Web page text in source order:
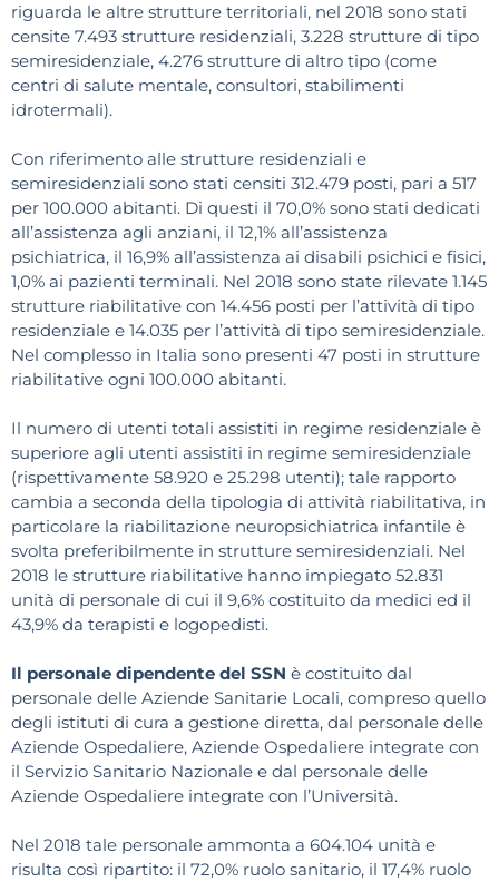
riguarda le altre strutture territoriali, nel 2018 sono stati
censite 7.493 strutture residenziali, 3.228 strutture di tipo
semiresidenziale, 4.276 strutture di altro tipo (come
centri di salute mentale, consultori, stabilimenti
idrotermali).
Con riferimento alle strutture residenziali e
semiresidenziali sono stati censiti 312.479 posti, pari a 517
per 100.000 abitanti. Di questi il 70,0% sono stati dedicati
all’assistenza agli anziani, il 12,1% all’assistenza
psichiatrica, il 16,9% all’assistenza ai disabili psichici e fisici,
1,0% ai pazienti terminali. Nel 2018 sono state rilevate 1.145
strutture riabilitative con 14.456 posti per l’attività di tipo
residenziale e 14.035 per l’attività di tipo semiresidenziale.
Nel complesso in Italia sono presenti 47 posti in strutture
riabilitative ogni 100.000 abitanti.
Il numero di utenti totali assistiti in regime residenziale è
superiore agli utenti assistiti in regime semiresidenziale
(rispettivamente 58.920 e 25.298 utenti); tale rapporto
cambia a seconda della tipologia di attività riabilitativa, in
particolare la riabilitazione neuropsichiatrica infantile è
svolta preferibilmente in strutture semiresidenziali. Nel
2018 le strutture riabilitative hanno impiegato 52.831
unità di personale di cui il 9,6% costituito da medici ed il
43,9% da terapisti e logopedisti.
Il personale dipendente del SSN è costituito dal
personale delle Aziende Sanitarie Locali, compreso quello
degli istituti di cura a gestione diretta, dal personale delle
Aziende Ospedaliere, Aziende Ospedaliere integrate con
il Servizio Sanitario Nazionale e dal personale delle
Aziende Ospedaliere integrate con l’Università.
Nel 2018 tale personale ammonta a 604.104 unità e
risulta così ripartito: il 72,0% ruolo sanitario, il 17,4% ruolo